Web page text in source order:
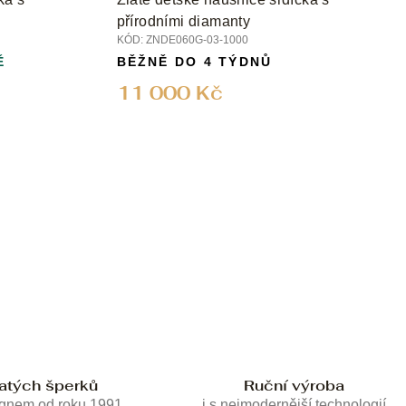
přírodními diamanty
KÓD: ZNDE060G-03-1000
11 000 Kč
BĚŽNĚ DO 4 TÝDNŮ
šperků Ruční výroba